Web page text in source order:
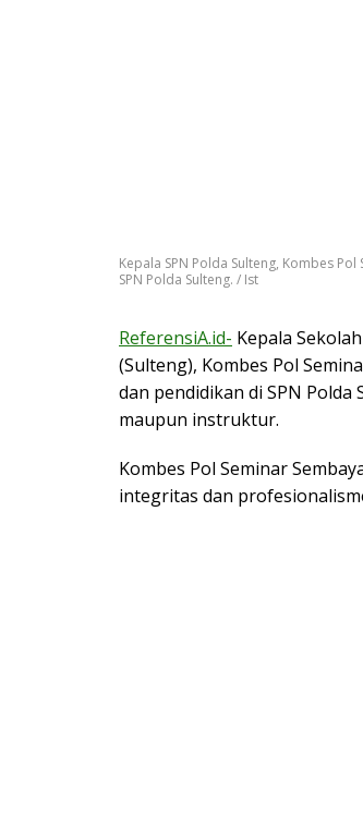
Kepala SPN Polda Sulteng, Kombes
SPN Polda Sulteng. / Ist
ReferensiA.id- Kepala
(Sulteng), Kombes Pol
dan pendidikan di SPN
maupun instruktur.
Kombes Pol Seminar
integritas dan